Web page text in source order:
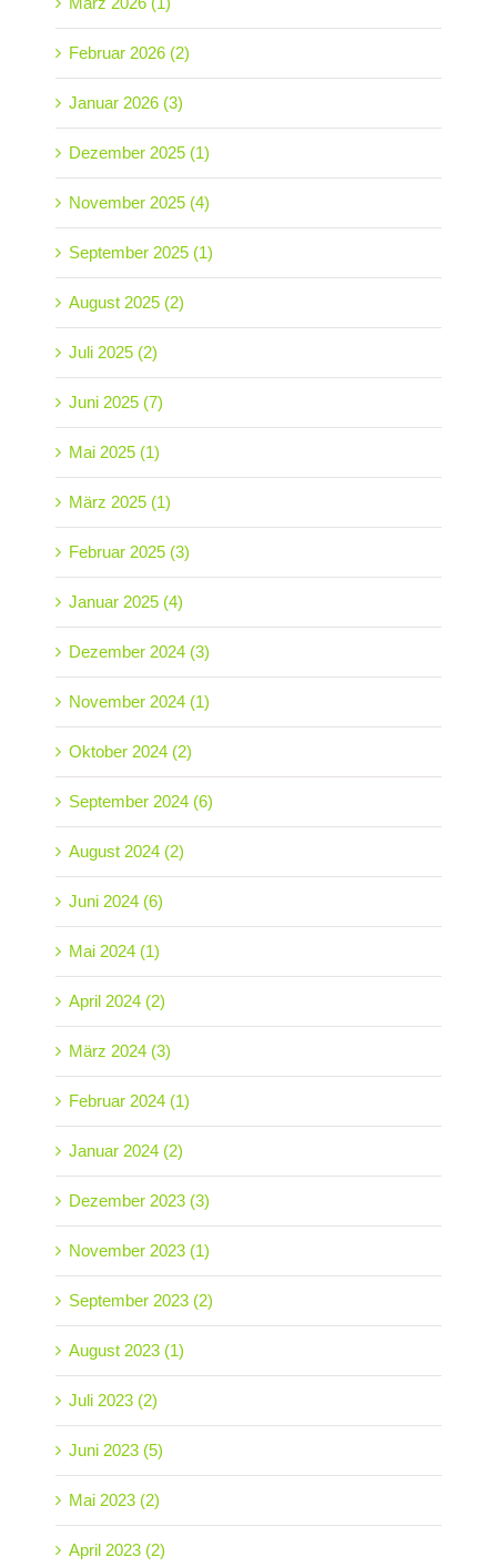
Februar 2026 (2)
Januar 2026 (3)
Dezember 2025 (1)
November 2025 (4)
September 2025 (1)
August 2025 (2)
Juli 2025 (2)
Juni 2025 (7)
Mai 2025 (1)
März 2025 (1)
Februar 2025 (3)
Januar 2025 (4)
Dezember 2024 (3)
November 2024 (1)
Oktober 2024 (2)
September 2024 (6)
August 2024 (2)
Juni 2024 (6)
Mai 2024 (1)
April 2024 (2)
März 2024 (3)
Februar 2024 (1)
Januar 2024 (2)
Dezember 2023 (3)
November 2023 (1)
September 2023 (2)
August 2023 (1)
Juli 2023 (2)
Juni 2023 (5)
Mai 2023 (2)
April 2023 (2)